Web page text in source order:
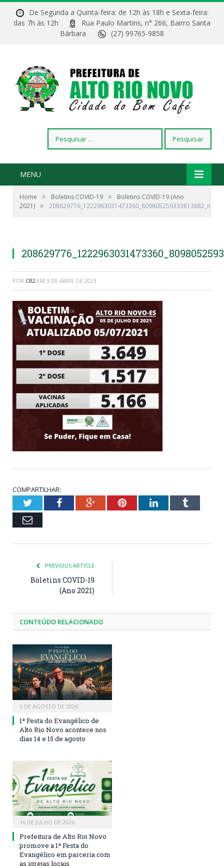
De Segunda a Quinta-feira: de 12h às 18h e Sexta-feira:
das 7h às 12h
Rua Paulo Martins, n° 266, Bairro Santa
Bárbara
(27) 99765-9858
por:
MENU
Home » Boletins COVID-19 »
Boletins COVID-19 (Ano
2021) » 208629776_1222963031473360_809805259333813882_n
POR CR2 EM 3 DE ABRIL DE 2023
COMPARTILHAR:
TwitterFacebookGoogle+PinterestLinkedInTumblr
Email
PREVIOUS ARTICLE
Boletins COVID-19
(Ano 2021)
CONTEÚDO RELACIONADO
5 DE AGOSTO DE 2026
1ª Festa do Evangélico de
Alto Rio Novo acontece nos
dias 14 e 15 de agosto
16 DE JULHO DE 2026
Prefeitura de Alto Rio Novo
promove a 1ª Festa do
Evangélico em parceria com
as igrejas locais